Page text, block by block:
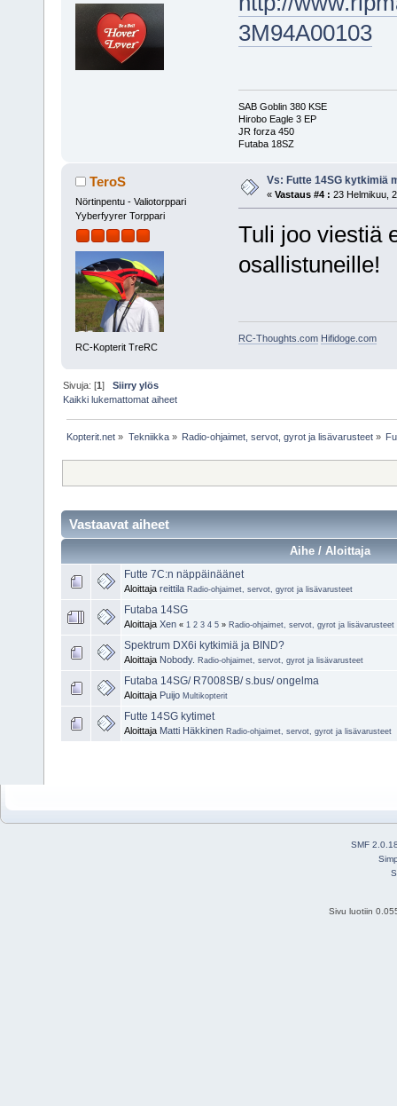
3M94A00103
SAB Goblin 380 KSE
Hirobo Eagle 3 EP
JR forza 450
Futaba 18SZ
TeroS
Nörtinpentu - Valiotorppari
Yyberfyyrer Torppari
RC-Kopterit TreRC
Vs: Futte 14SG kytkimiä
« Vastaus #4 : 23 Helmikuu,
Tuli joo viestiä
osallistuneille!
RC-Thoughts.com Hifidoge.com
Sivuja: [1]Siirry ylös
Kaikki lukemattomat aiheet
Kopterit.net » Tekniikka» Radio-ohjaimet, servot, gyrot ja lisävarusteet»
Vastaavat aiheet
Aihe / Aloittaja
Futte 7C:n näppäinäänet
Aloittaja reittila Radio-ohjaimet, servot, gyrot ja lisävarusteet
Futaba 14SG
Aloittaja Xen « 1 2 3 4 5 » Radio-ohjaimet, servot, gyrot ja lisävarusteet
Spektrum DX6i kytkimiä ja BIND?
Aloittaja Nobody. Radio-ohjaimet, servot, gyrot ja lisävarusteet
Futaba 14SG/ R7008SB/ s.bus/ ongelma
Aloittaja Puijo Multikopterit
Futte 14SG kytimet
Aloittaja Matti Häkkinen Radio-ohjaimet, servot, gyrot ja lisävarusteet
SMF
Sivu luotiin